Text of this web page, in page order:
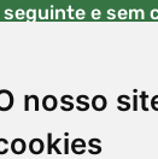
nosso
seguinte e sem
para encomendas
ou trocar a sua
de 90 dias